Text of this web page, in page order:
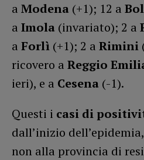
a Modena (+1); 12 a
a Imola (invariato); 2 a
a Forlì (+1); 2 a Rimini
ricovero a Reggio
ieri), e a Cesena (-1).
Questi i casi di
dall’inizio
non alla provincia di